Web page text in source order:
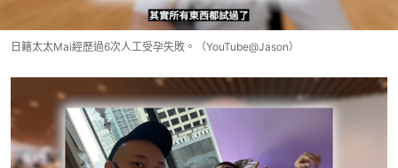
日籍太太Mai經歷過6次人工受孕失敗。（YouTube@Jason）